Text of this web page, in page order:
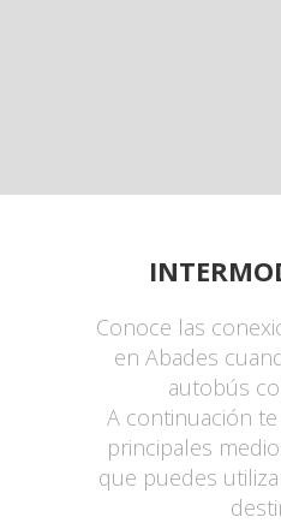
Conoce las
en Abades
autobús
A continuación
principales
que puedes